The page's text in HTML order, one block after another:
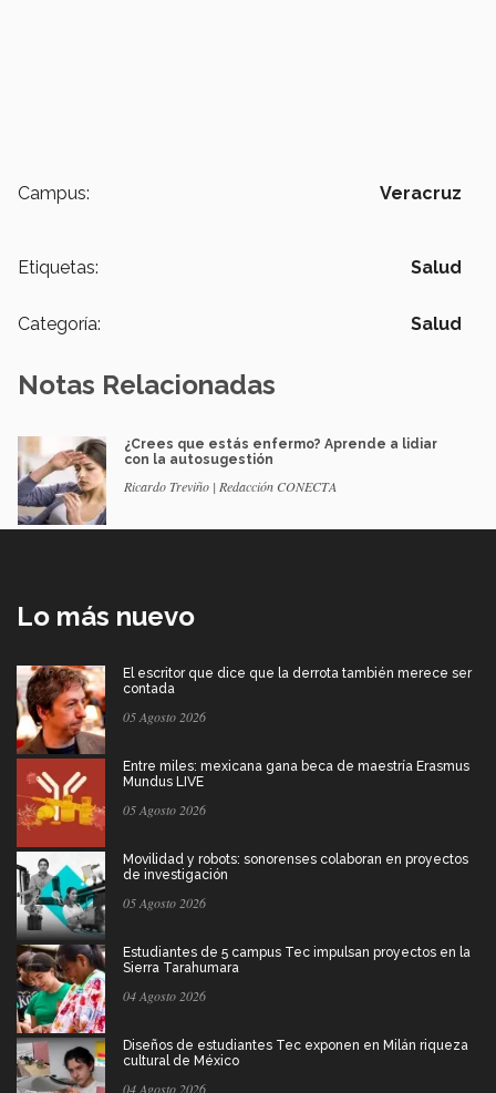
Campus: Veracruz
Etiquetas: Salud
Categoría: Salud
Notas Relacionadas
¿Crees que estás enfermo? Aprende a lidiar
con la autosugestión
Ricardo Treviño | Redacción CONECTA
Lo más nuevo
El escritor que dice que la derrota también merece ser
contada
05 Agosto 2026
Entre miles: mexicana gana beca de maestría Erasmus
Mundus LIVE
05 Agosto 2026
Movilidad y robots: sonorenses colaboran en proyectos
de investigación
05 Agosto 2026
Estudiantes de 5 campus Tec impulsan proyectos en la
Sierra Tarahumara
04 Agosto 2026
Diseños de estudiantes Tec exponen en Milán riqueza
cultural de México
04 Agosto 2026